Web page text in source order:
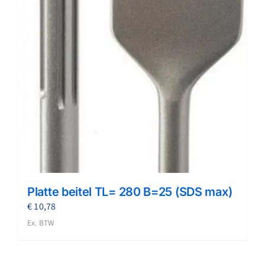
Platte beitel TL= 280 B=25 (SDS max)
€10,78
Ex. BTW